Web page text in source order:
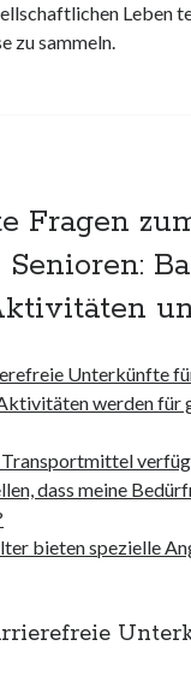
Leben
zu sammeln.
Fragen
Unterkünfte
werden für
dass meine
bieten spezielle